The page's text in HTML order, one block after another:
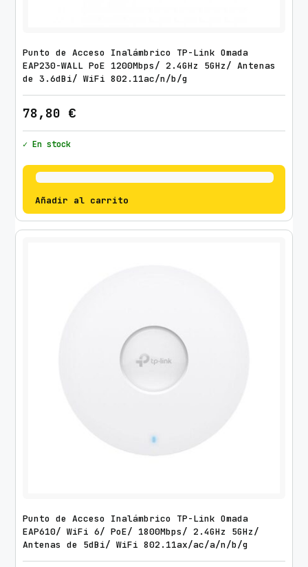
Punto de Acceso Inalámbrico TP-Link Omada
EAP230-WALL PoE 1200Mbps/ 2.4GHz 5GHz/ Antenas
de 3.6dBi/ WiFi 802.11ac/n/b/g
78,80 €
✓ En stock
Añadir al carrito
Punto de Acceso Inalámbrico TP-Link Omada
EAP610/ WiFi 6/ PoE/ 1800Mbps/ 2.4GHz 5GHz/
Antenas de 5dBi/ WiFi 802.11ax/ac/a/n/b/g